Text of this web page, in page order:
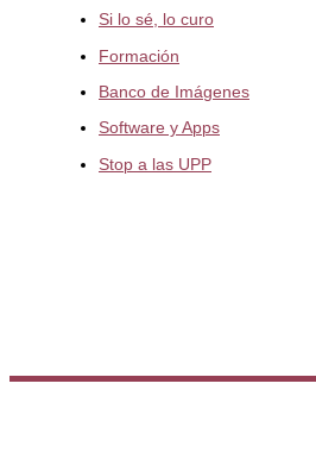
Si lo sé, lo curo
Formación
Banco de Imágenes
Software y Apps
Stop a las UPP